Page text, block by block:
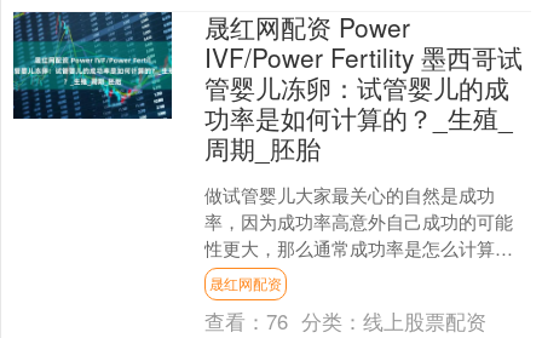
晟红网配资 Power
IVF/Power Fertility 墨西哥试
管婴儿冻卵：试管婴儿的成
功率是如何计算的？_生殖_
周期_胚胎
做试管婴儿大家最关心的自然是成功
率，因为成功率高意外自己成功的可能
性更大，那么通常成功率是怎么计算的
呢？ 1、临床妊娠率 这是最常用的计算
方法。简单说就是临床妊....
晟红网配资
查看：76 分类：线上股票配资